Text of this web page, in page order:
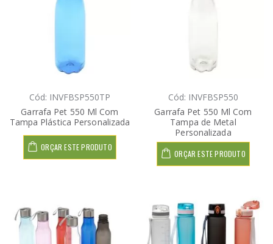
Cód: INVFBSP550TP
Garrafa Pet 550 Ml Com
Tampa Plástica Personalizada
ORÇAR ESTE PRODUTO
Cód: INVFBSP550
Garrafa Pet 550 Ml Com
Tampa de Metal
Personalizada
ORÇAR ESTE PRODUTO